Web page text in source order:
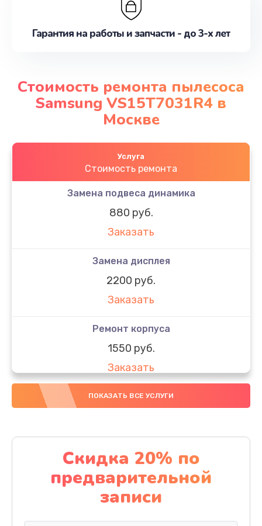
Гарантия на работы и запчасти - до 3-х лет
Стоимость ремонта пылесоса
Samsung VS15T7031R4 в
Москве
Услуга
Стоимость ремонта
Замена подвеса динамика
880 руб.
Заказать
Замена дисплея
2200 руб.
Заказать
Ремонт корпуса
1550 руб.
Заказать
Настройка
Заказать
Ремонт кнопки
1200 руб.
Заказать
ПОКАЗАТЬ ВСЕ УСЛУГИ
Скидка 20% по
предварительной
записи